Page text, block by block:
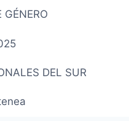
GÉNERO
DEL SUR